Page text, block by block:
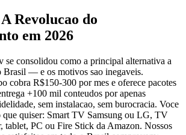
Revolucao do
em 2026
se consolidou como a principal alternativa a
Brasil — e os motivos sao inegaveis.
cobra R$150-300 por mes e oferece pacotes
+100 mil conteudos por apenas
sem instalacao, sem burocracia. Voce
que quiser: Smart TV Samsung ou LG, TV
tablet, PC ou Fire Stick da Amazon. Nossos